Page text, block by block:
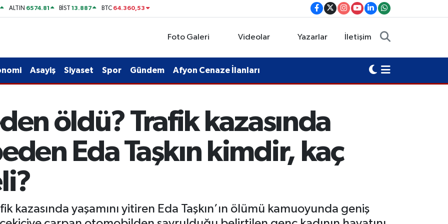
ALTIN 6574.81 BİST13.887 BTC 64.360,53
Foto Galeri Videolar Yazarlar İletişim
Asayiş Siyaset Spor Gündem Afyon Cenaze İlanları
öldü? Trafik kazasında
Eda Taşkın kimdir, kaç
kazasında yaşamını yitiren Eda Taşkın’ın ölümü kamuoyunda geniş